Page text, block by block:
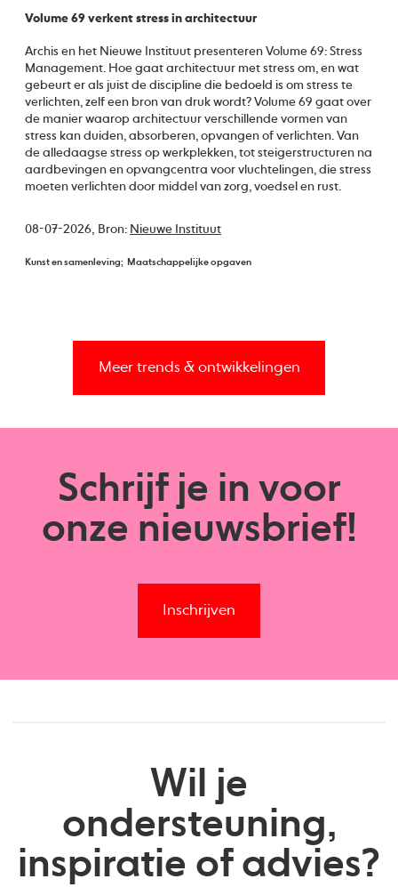
Volume 69 verkent stress in architectuur
Archis en het Nieuwe Instituut presenteren Volume 69: Stress
Management. Hoe gaat architectuur met stress om, en wat
gebeurt er als juist de discipline die bedoeld is om stress te
verlichten, zelf een bron van druk wordt? Volume 69 gaat over
de manier waarop architectuur verschillende vormen van
stress kan duiden, absorberen, opvangen of verlichten. Van
de alledaagse stress op werkplekken, tot steigerstructuren na
aardbevingen en opvangcentra voor vluchtelingen, die stress
moeten verlichten door middel van zorg, voedsel en rust.
08-07-2026, Bron: Nieuwe Instituut
Kunst en samenleving Maatschappelijke opgaven
Meer trends & ontwikkelingen
Schrijf je in voor
onze nieuwsbrief!
Inschrijven
Wil je
ondersteuning,
inspiratie of advies?